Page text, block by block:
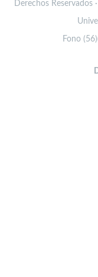
Derechos Reservados
Fono